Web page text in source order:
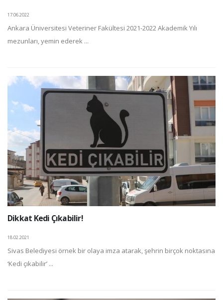
17.06.2022
Ankara Üniversitesi Veteriner Fakültesi 2021-2022 Akademik Yılı
mezunları, yemin ederek ...
Dikkat Kedi Çıkabilir!
18.02.2021
Sivas Belediyesi örnek bir olaya imza atarak, şehrin birçok noktasına
‘Kedi çıkabilir’ ...